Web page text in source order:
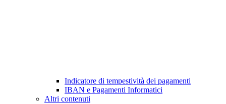
Indicatore di tempestività dei pagamenti
IBAN e Pagamenti Informatici
Altri contenuti